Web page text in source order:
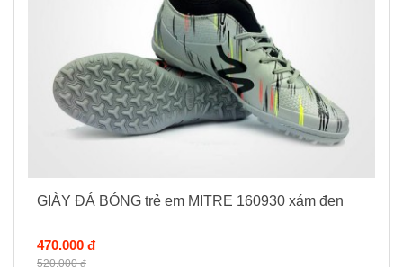
GIÀY ĐÁ BÓNG trẻ em MITRE 160930 xám đen
470.000 đ
520.000 đ